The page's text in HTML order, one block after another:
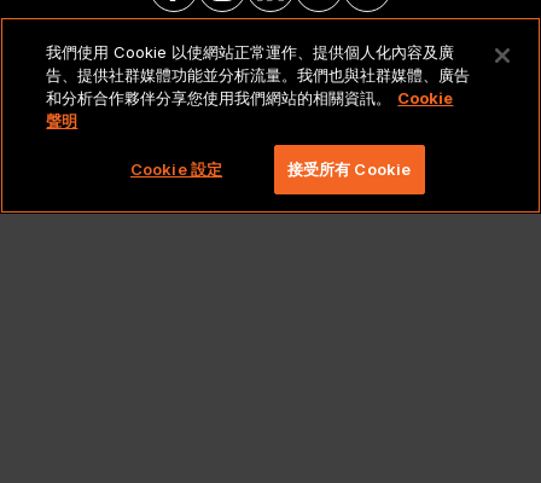
法律聲明與政策
Copyright 2026 Lionbridge Technologies, LLC. 著作
權所有，並保留一切權利。
我們使用 Cookie 以使網站正常運作、提供個人化內容及廣
告、提供社群媒體功能並分析流量。我們也與社群媒體、廣告
和分析合作夥伴分享您使用我們網站的相關資訊。
Cookie
聲明
Cookie 設定 接受所有 Cookie